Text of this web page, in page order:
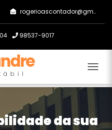
rogerioascontador@gmail.com
98537-9017
da sua